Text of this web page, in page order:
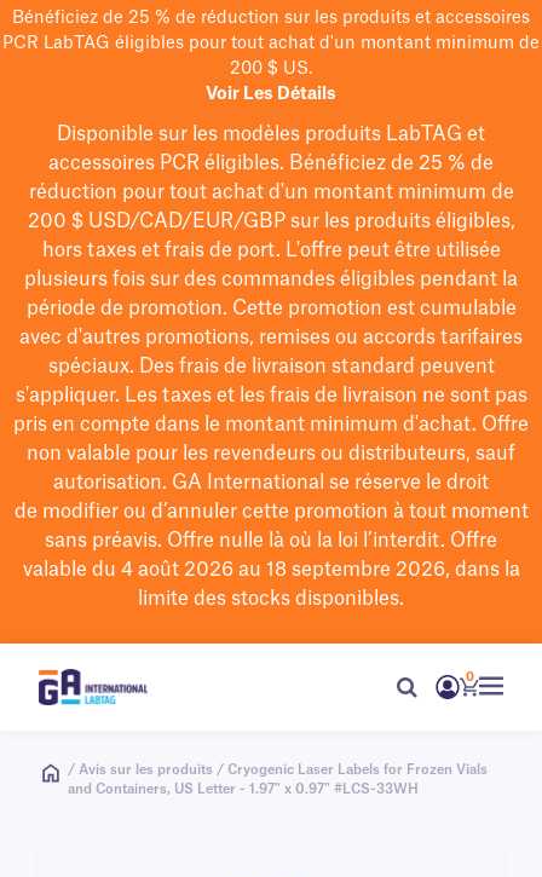
Bénéficiez de 25 % de réduction sur les produits et accessoires
PCR LabTAG éligibles pour tout achat d'un montant minimum de
200 $ US.
Voir Les Détails
Disponible sur les modèles produits LabTAG et
accessoires PCR éligibles. Bénéficiez de 25 % de
réduction pour tout achat d'un montant minimum de
200 $USD/CAD/EUR/GBPsur les produits éligibles,
hors taxes et frais de port. L'offre peut être utilisée
plusieurs fois sur des commandes éligibles pendant la
période de promotion. Cette promotion est cumulable
avec d'autres promotions, remises ou accords tarifaires
spéciaux. Des frais de livraison standard peuvent
s'appliquer. Les taxes et les frais de livraison ne sont pas
pris en compte dans le montant minimum d'achat. Offre
non valable pour les revendeurs ou distributeurs, sauf
autorisation. GA International se réserve le droit
de modifierou d’annuler cette promotion à tout moment
sans préavis. Offre nulle là où la loi l’interdit. Offre
valable du 4 août 2026 au 18 septembre 2026, dans la
limite des stocks disponibles.
0
/ Avis sur les produits / Cryogenic Laser Labels for Frozen Vials
and Containers, US Letter - 1.97" x 0.97" #LCS-33WH